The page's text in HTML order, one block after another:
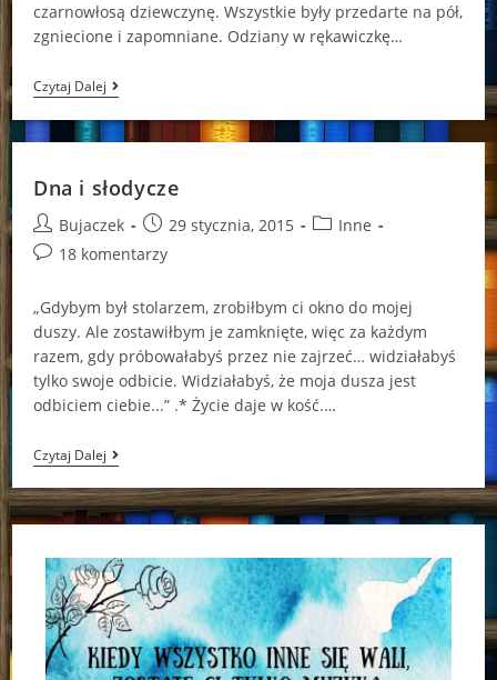
czarnowłosą dziewczynę. Wszystkie były przedarte na pół,
zgniecione i zapomniane. Odziany w rękawiczkę…
Czytaj Dalej“Obsesja”
Katarzyna
Berenika
Miszczuk
Dna i słodycze
Post
author:
Bujaczek
Post
published:
29 stycznia, 2015
PostInne
Post18 komentarzy
„Gdybym był stolarzem, zrobiłbym ci okno do mojej
duszy. Ale zostawiłbym je zamknięte, więc za każdym
razem, gdy próbowałabyś przez nie zajrzeć… widziałabyś
tylko swoje odbicie. Widziałabyś, że moja dusza jest
odbiciem ciebie...” .* Życie daje w kość.…
Czytaj DalejDna
I
Słodycze